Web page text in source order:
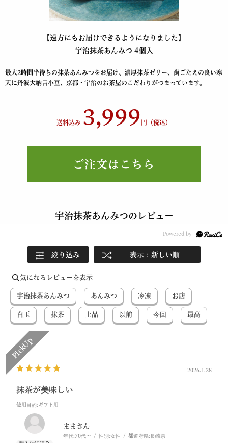
【遠方にもお届けできるようになりました】
宇治抹茶あんみつ 4個入
最大2時間半待ちの抹茶あんみつをお届け、濃厚抹茶ゼリー、歯ごたえの良い寒
天に丹波大納言小豆、京都・宇治のお茶屋のこだわりがつまっています。
送料込み 3,999 円（税込）
ご注文はこちら
宇治抹茶あんみつのレビュー
絞り込み 表示：新しい順
気になるレビューを表示
宇治抹茶あんみつ あんみつ 冷凍 お店
白玉 抹茶 上品 以前 今回 最高
2026.1.28
抹茶が美味しい
使用目的:ギフト用
ままさん
年代: 70代～ 性別:女性 都道府県:長崎県